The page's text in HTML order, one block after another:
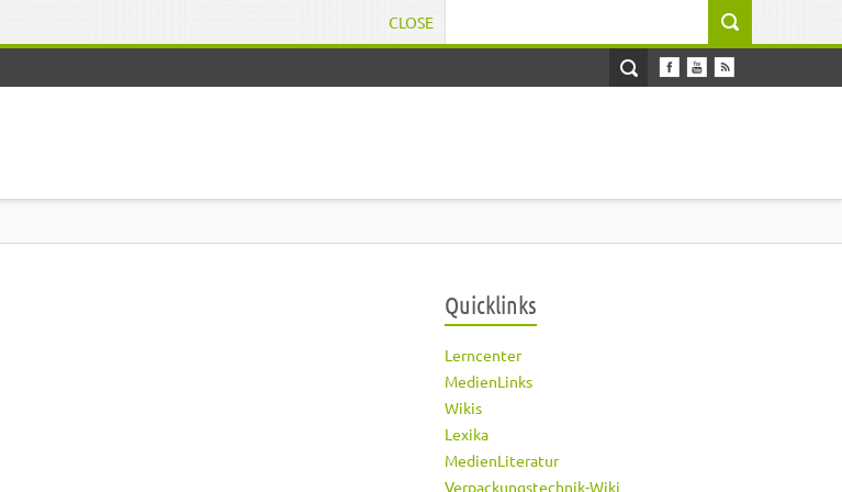
CLOSE
Quicklinks
Lerncenter
MedienLinks
Wikis
Lexika
MedienLiteratur
Verpackungstechnik-Wiki